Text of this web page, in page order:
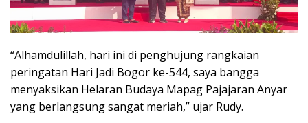
“Alhamdulillah, hari ini di penghujung rangkaian
peringatan Hari Jadi Bogor ke-544, saya bangga
menyaksikan Helaran Budaya Mapag Pajajaran Anyar
yang berlangsung sangat meriah,” ujar Rudy.